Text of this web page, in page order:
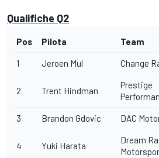
Qualifiche Q2
Pos Pilota Team
1 Jeroen Mul Change
2 Trent Hindman
Prestige
3 Brandon Gdovic DAC
4 Yuki Harata
Dream